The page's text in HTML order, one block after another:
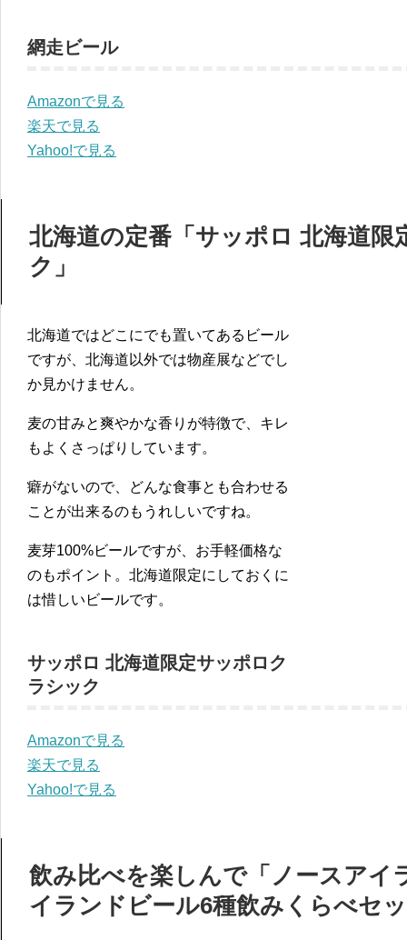
網走ビール
Amazonで見る
楽天で見る
Yahoo!で見る
北海道の定番「サッポロ 北海道
ク」
北海道ではどこにでも置いてあるビール
ですが、北海道以外では物産展などでし
か見かけません。
麦の甘みと爽やかな香りが特徴で、キレ
もよくさっぱりしています。
癖がないので、どんな食事とも合わせる
ことが出来るのもうれしいですね。
麦芽100%ビールですが、お手軽価格な
のもポイント。北海道限定にしておくに
は惜しいビールです。
サッポロ 北海道限定サッポロク
ラシック
Amazonで見る
楽天で見る
Yahoo!で見る
飲み比べを楽しんで「ノースアイ
イランドビール6種飲みくらべセ